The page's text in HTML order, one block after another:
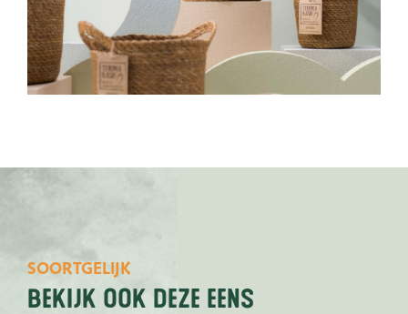
SOORTGELIJK
bekijk ook deze eens